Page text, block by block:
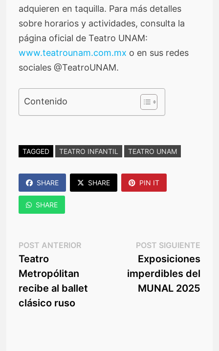
adquieren en taquilla. Para más detalles
sobre horarios y actividades, consulta la
página oficial de Teatro UNAM:
www.teatrounam.com.mx o en sus redes
sociales @TeatroUNAM.
Contenido
TAGGED TEATRO INFANTIL TEATRO UNAM
SHARE SHARE PIN IT
SHARE
Navegación
de
entradas
POST ANTERIORPost
Teatro
Metropólitan
recibe al ballet
clásico ruso
POST SIGUIENTEPost
Exposiciones
imperdibles del
MUNAL 2025